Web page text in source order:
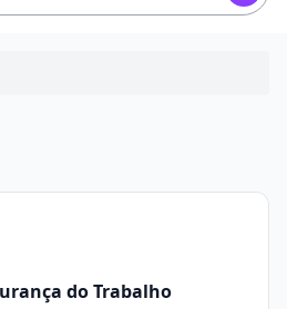
do Trabalho